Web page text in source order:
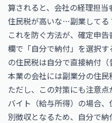
算されると、会社の経理担
住民税が高いな…副業してる
これを防ぐ方法が、確定申告
欄で「自分で納付」を選択
の住民税は自分で直接納付（
本業の会社には副業分の住民
ただし、この対策にも注意
バイト（給与所得）の場合
別徴収となるため、自分で